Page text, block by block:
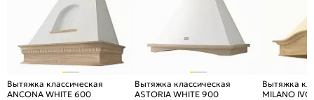
Вытяжка классическая
ANCONA WHITE 600
Вытяжка классическая
ASTORIA WHITE 900
Вытяжка
MILANO